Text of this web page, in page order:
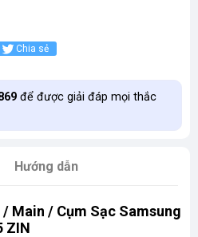
Chia sẻ
để được giải đáp mọi thắc
Hướng dẫn
/ Main / Cụm Sạc Samsung
ZIN